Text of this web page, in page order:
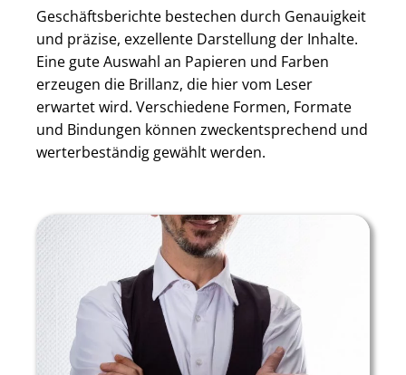
Geschäftsberichte bestechen durch Genauigkeit
und präzise, exzellente Darstellung der Inhalte.
Eine gute Auswahl an Papieren und Farben
erzeugen die Brillanz, die hier vom Leser
erwartet wird. Verschiedene Formen, Formate
und Bindungen können zweckentsprechend und
werterbeständig gewählt werden.